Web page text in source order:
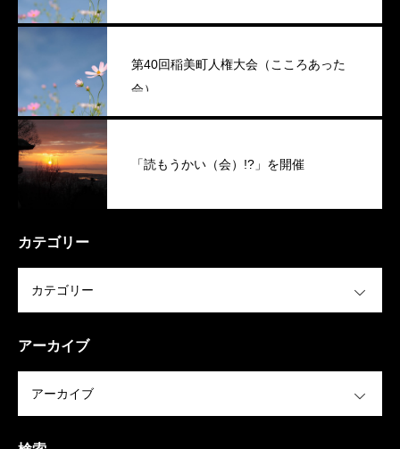
第40回稲美町人権大会（こころあった
会）
「読もうかい（会）!?」を開催
カテゴリー
アーカイブ